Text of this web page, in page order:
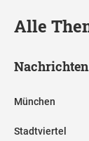
Alle
Nachrichten
München
Stadtviertel